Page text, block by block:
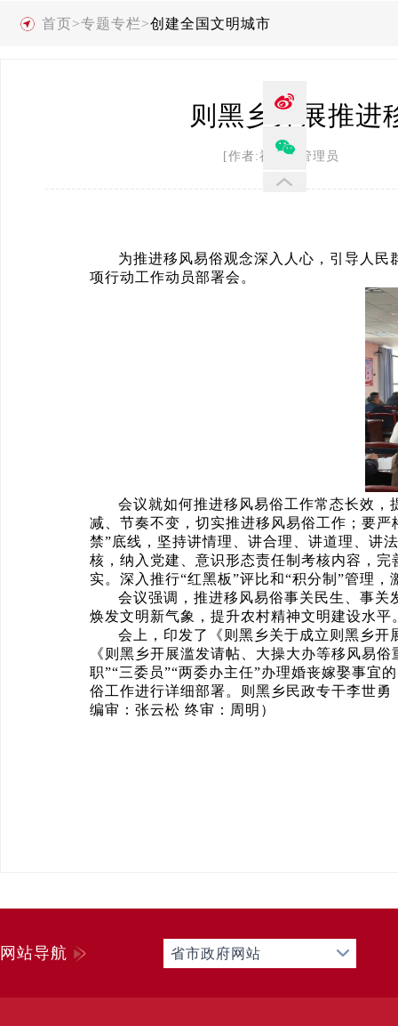
首页>专题专栏>创建全国文明城市
则黑乡开展推进
[作者:禄劝县管理员 发
为推进移风易俗观念深入人心，引导人
项行动工作动员部署会。
会议就如何推进移风易俗工作常态长效
减、节奏不变，切实推进移风易俗工作；要
禁”底线，坚持讲情理、讲合理、讲道理、讲
核，纳入党建、意识形态责任制考核内容，
实。深入推行“红黑板”评比和“积分制”管理
会议强调，推进移风易俗事关民生、事
焕发文明新气象，提升农村精神文明建设水平
会上，印发了《则黑乡关于成立则黑乡
《则黑乡开展滥发请帖、大操大办等移风易
职”“三委员”“两委办主任”办理婚丧嫁娶事宜
俗工作进行详细部署。
则黑乡民政专干李世
编审：张云松 终审：周明 ）
网站导航 省市政府网站